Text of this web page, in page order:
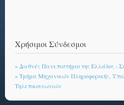
Χρήσιμοι Σύνδεσμοι
» Διεθνές Πανεπιστήμιο της Ελλάδος -
» Τμήμα Μηχανικών Πληροφορικής,
Τηλεπικοινωνιών